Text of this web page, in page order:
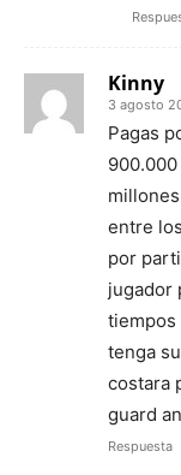
Kinny
3 agosto
Pagas
entre
por
jugador
tiempos
tenga
costara
guard
Respuesta